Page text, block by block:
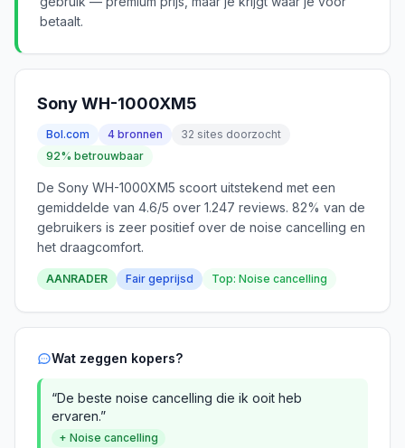
betaalt.
Sony WH-1000XM5
Bol.com 4 bronnen
32 sites doorzocht
92% betrouwbaar
De Sony WH-1000XM5 scoort uitstekend met een
gemiddelde van 4.6/5 over 1.247 reviews. 82% van de
gebruikers is zeer positief over de noise cancelling en
het draagcomfort.
AANRADER Fair geprijsd Top: Noise cancelling
Wat zeggen kopers?
“De beste noise cancelling die ik ooit heb
ervaren.”
+ Noise cancelling